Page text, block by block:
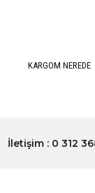
KARGOM NEREDE
İletişim : 0 312